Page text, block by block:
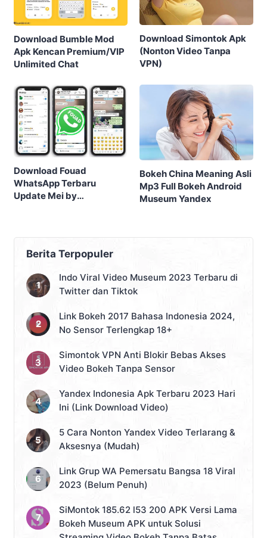
Download Bumble Mod
Apk Kencan Premium/VIP
Unlimited Chat
Download Simontok Apk
(Nonton Video Tanpa
VPN)
Download Fouad
WhatsApp Terbaru
Update Mei by
Bokeh China Meaning Asli
Mp3 Full Bokeh Android
Museum Yandex
Berita Terpopuler
Indo Viral Video Museum 2023 Terbaru di
Twitter dan Tiktok
Link Bokeh 2017 Bahasa Indonesia 2024,
No Sensor Terlengkap 18+
Simontok VPN Anti Blokir Bebas Akses
Video Bokeh Tanpa Sensor
Yandex Indonesia Apk Terbaru 2023 Hari
Ini (Link Download Video)
5 Cara Nonton Yandex Video Terlarang &
Aksesnya (Mudah)
Link Grup WA Pemersatu Bangsa 18 Viral
2023 (Belum Penuh)
SiMontok 185.62 l53 200 APK Versi Lama
Bokeh Museum APK untuk Solusi